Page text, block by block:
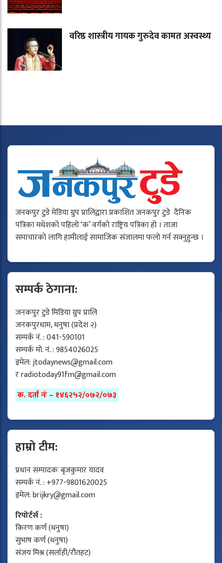
वरिष्ठ शास्त्रीय गायक गुरुदेव कामत अस्वस्थ्य
जनकपुर टुडे मेडिया ग्रुप प्रालिद्वारा प्रकाशित जनकपुर टुडे दैनिक
पत्रिका मधेशको पहिलो ‘क’ वर्गको राष्ट्रिय पत्रिका हो । ताजा
समाचारको लागि हामीलाई सामाजिक संजालमा फलो गर्न सक्नुहुन्छ ।
सम्पर्क ठेगाना:
जनकपुर टुडे मिडिया ग्रुप प्रालि
जनकपुरधाम, धनुषा (प्रदेश २)
सम्पर्क नं. : 041-590101
सम्पर्क मो. नं. : 9854026025
इमेल:jtodaynews@gmail.com
रradiotoday91fm@gmail.com
क. दर्ता नंः – १४६२५२/०७२/०७३
हाम्रो टीम:
प्रधान सम्पादकः बृजकुमार यादव
सम्पर्क नं. : +977-9801620025
इमेल:brijkry@gmail.com
रिपोर्टर्स :
किरण कर्ण (धनुषा)
सुभाष कर्ण (धनुषा)
संजय मिश्र (सर्लाही/रौतहट)